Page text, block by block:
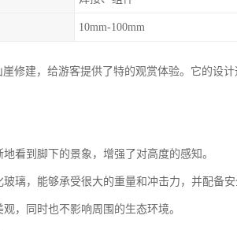
10mm-100mm
修建，给游客提供了特的观赏体验。它的设计
看到脚下的景象，增强了对高度的感知。
璃，能够承受很大的重量和冲击力，并配备安
，同时也不影响周围的生态环境。